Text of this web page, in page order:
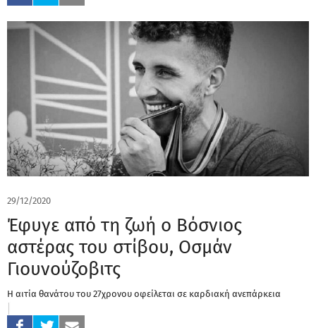
29/12/2020
Έφυγε από τη ζωή ο Βόσνιος
αστέρας του στίβου, Οσμάν
Γιουνούζοβιτς
Η αιτία θανάτου του 27χρονου οφείλεται σε καρδιακή ανεπάρκεια